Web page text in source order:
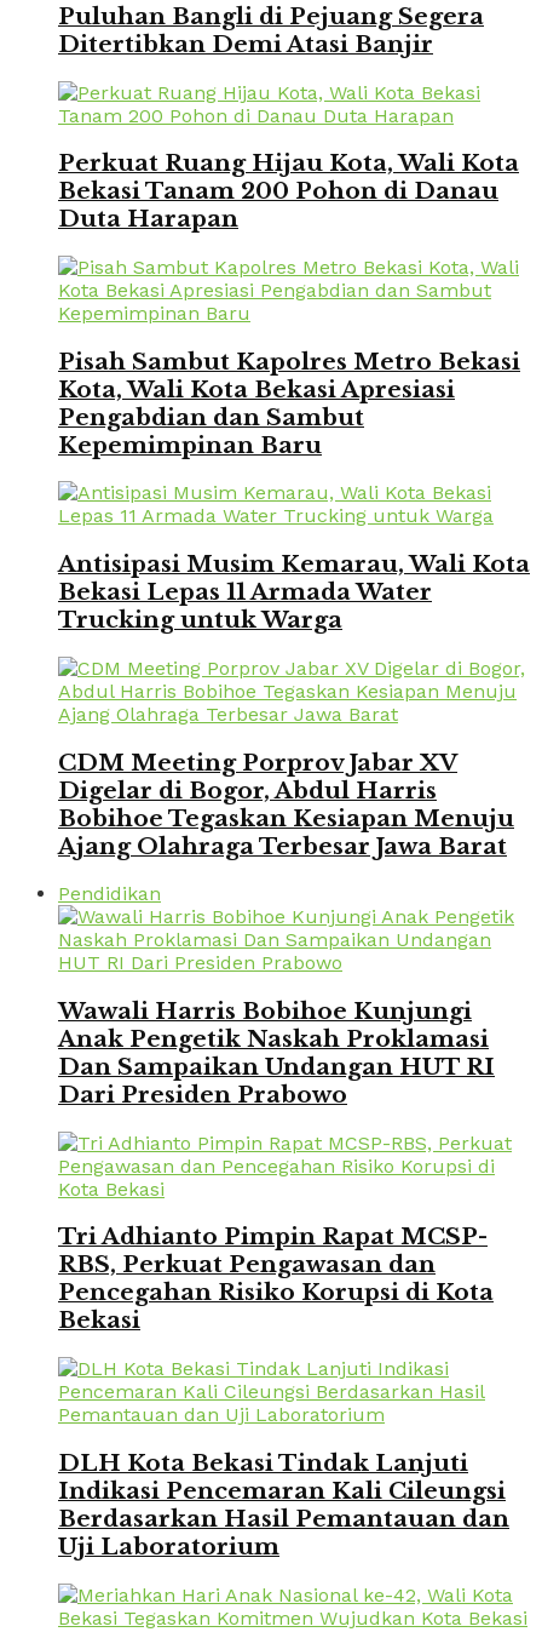
Puluhan Bangli di Pejuang Segera
Ditertibkan Demi Atasi Banjir
Perkuat Ruang Hijau Kota, Wali Kota
Bekasi Tanam 200 Pohon di Danau
Duta Harapan
Pisah Sambut Kapolres Metro Bekasi
Kota, Wali Kota Bekasi Apresiasi
Pengabdian dan Sambut
Kepemimpinan Baru
Antisipasi Musim Kemarau, Wali Kota
Bekasi Lepas 11 Armada Water
Trucking untuk Warga
CDM Meeting Porprov Jabar XV
Digelar di Bogor, Abdul Harris
Bobihoe Tegaskan Kesiapan Menuju
Ajang Olahraga Terbesar Jawa Barat
Pendidikan
Wawali Harris Bobihoe Kunjungi
Anak Pengetik Naskah Proklamasi
Dan Sampaikan Undangan HUT RI
Dari Presiden Prabowo
Tri Adhianto Pimpin Rapat MCSP-
RBS, Perkuat Pengawasan dan
Pencegahan Risiko Korupsi di Kota
Bekasi
DLH Kota Bekasi Tindak Lanjuti
Indikasi Pencemaran Kali Cileungsi
Berdasarkan Hasil Pemantauan dan
Uji Laboratorium